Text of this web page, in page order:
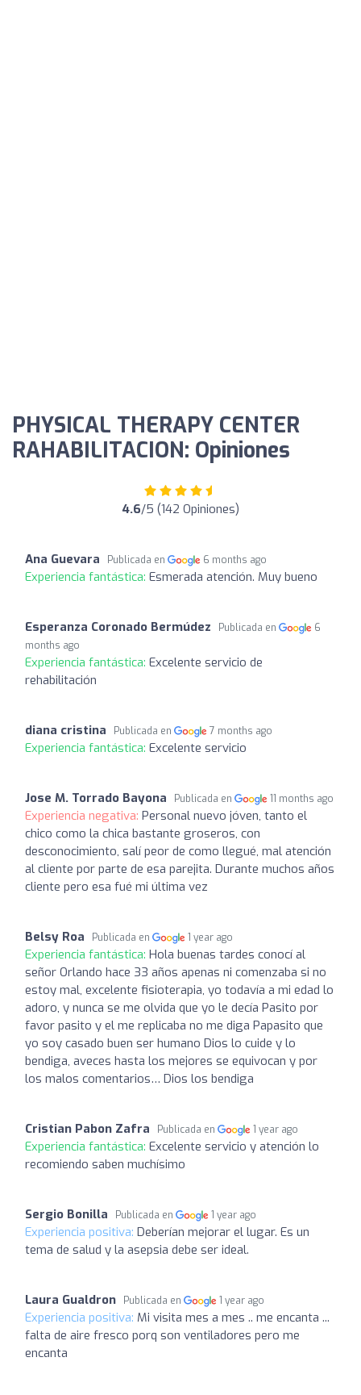
PHYSICAL THERAPY CENTER
RAHABILITACION: Opiniones
4.6/5 (142 Opiniones)
Ana Guevara Publicada en 6 months ago
Experiencia fantástica: Esmerada atención. Muy bueno
Esperanza Coronado Bermúdez Publicada en
6
months ago
Experiencia fantástica: Excelente servicio de
rehabilitación
diana cristina Publicada en 7 months ago
Experiencia fantástica: Excelente servicio
Jose M. Torrado Bayona Publicada en 11 months ago
Experiencia negativa: Personal nuevo jóven, tanto el
chico como la chica bastante groseros, con
desconocimiento, salí peor de como llegué, mal atención
al cliente por parte de esa parejita. Durante muchos años
cliente pero esa fué mi última vez
Belsy Roa Publicada en 1 year ago
Experiencia fantástica: Hola buenas tardes conocí al
señor Orlando hace 33 años apenas ni comenzaba si no
estoy mal, excelente fisioterapia, yo todavía a mi edad lo
adoro, y nunca se me olvida que yo le decía Pasito por
favor pasito y el me replicaba no me diga Papasito que
yo soy casado buen ser humano Dios lo cuide y lo
bendiga, aveces hasta los mejores se equivocan y por
los malos comentarios… Dios los bendiga
Cristian Pabon Zafra Publicada en 1 year ago
Experiencia fantástica: Excelente servicio y atención lo
recomiendo saben muchísimo
Sergio Bonilla Publicada en 1 year ago
Experiencia positiva: Deberían mejorar el lugar. Es un
tema de salud y la asepsia debe ser ideal.
Laura Gualdron Publicada en 1 year ago
Experiencia positiva: Mi visita mes a mes .. me encanta ...
falta de aire fresco porq son ventiladores pero me
encanta